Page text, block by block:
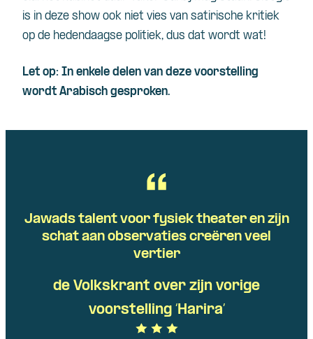
is in deze show ook niet vies van satirische kritiek
op de hedendaagse politiek, dus dat wordt wat!
Let op: In enkele delen van deze voorstelling
wordt Arabisch gesproken.
Jawads talent voor fysiek theater en zijn
schat aan observaties creëren veel
vertier
de Volkskrant over zijn vorige
voorstelling ‘Harira’